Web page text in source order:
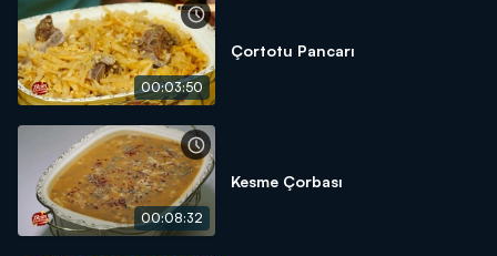
00:03:50
Çortotu Pancarı
00:08:32
Kesme Çorbası